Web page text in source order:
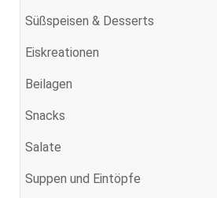
Süßspeisen & Desserts
Eiskreationen
Beilagen
Snacks
Salate
Suppen und Eintöpfe